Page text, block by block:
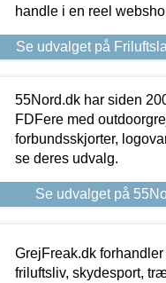
handle i en reel
Se udvalget på
55Nord.dk har siden
FDFere med
forbundsskjorter,
se deres udvalg.
Se udvalget på
GrejFreak.dk
friluftsliv, skydesport,